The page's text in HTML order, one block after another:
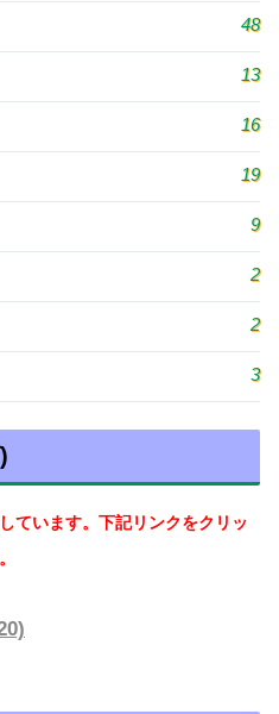
48
13
16
19
9
2
2
3
ています。下記リンクをクリッ